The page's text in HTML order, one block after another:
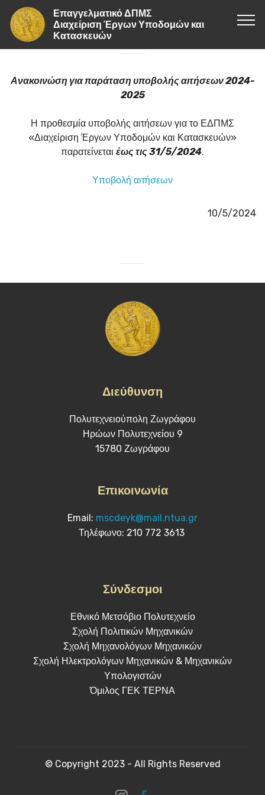
Επαγγελματικό ΔΠΜΣ
Διαχείριση Έργων Υποδομών και
Κατασκευών
Ανακοινώση για παράταση υποβολής αιτήσεων 2024-
2025
Η προθεσμία υποβολής αιτήσεων για το ΕΔΠΜΣ
«Διαχείριση Έργων Υποδομών και Κατασκευών»
παρατείνεται έως τις 31/5/2024.
Υποβολή αιτήσεων
10/5/2024
Διεύθυνση
Πολυτεχνειούπολη Ζωγράφου
Ηρώων Πολυτεχνείου 9
15780 Ζωγράφου
Επικοινωνία
Email: mscdeyk@mail.ntua.gr
Τηλέφωνο: 210 772 3613
Σύνδεσμοι
Εθνικό Μετσόβιο Πολυτεχνείο
Σχολή Πολιτικών Μηχανικών
Σχολή Μηχανολόγων Μηχανικών
Σχολή Ηλεκτρολόγων Μηχανικών & Μηχανικών
Υπολογιστών
Όμιλος ΓΕΚ ΤΕΡΝΑ
© Copyright 2023 - All Rights Reserved